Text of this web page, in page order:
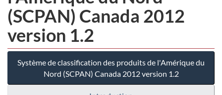
(SCPAN) Canada 2012
version 1.2
Système de classification des produits de l'Amérique du
Nord (SCPAN) Canada 2012 version 1.2